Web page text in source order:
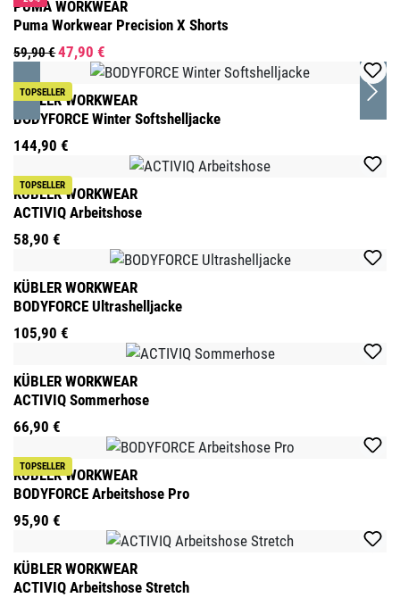
PUMA WORKWEAR
Puma Workwear Precision X Shorts
59,90 €47,90 €
TOPSELLER
KÜBLER WORKWEAR
BODYFORCE Winter Softshelljacke
144,90 €
TOPSELLER
KÜBLER WORKWEAR
ACTIVIQ Arbeitshose
58,90 €
KÜBLER WORKWEAR
BODYFORCE Ultrashelljacke
105,90 €
KÜBLER WORKWEAR
ACTIVIQ Sommerhose
66,90 €
TOPSELLER
KÜBLER WORKWEAR
BODYFORCE Arbeitshose Pro
95,90 €
KÜBLER WORKWEAR
ACTIVIQ Arbeitshose Stretch